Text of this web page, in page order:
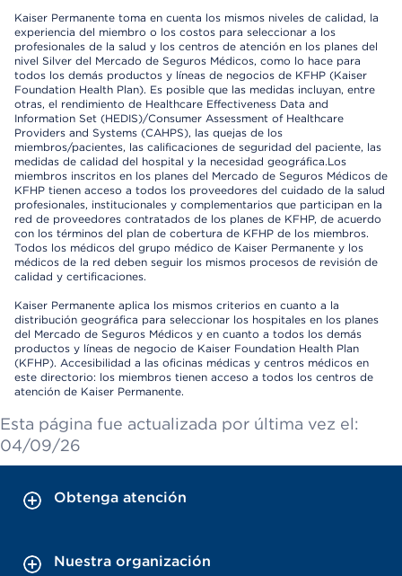
Kaiser Permanente toma en cuenta los mismos niveles de calidad, la
experiencia del miembro o los costos para seleccionar a los
profesionales de la salud y los centros de atención en los planes del
nivel Silver del Mercado de Seguros Médicos, como lo hace para
todos los demás productos y líneas de negocios de KFHP (Kaiser
Foundation Health Plan). Es posible que las medidas incluyan, entre
otras, el rendimiento de Healthcare Effectiveness Data and
Information Set (HEDIS)/Consumer Assessment of Healthcare
Providers and Systems (CAHPS), las quejas de los
miembros/pacientes, las calificaciones de seguridad del paciente, las
medidas de calidad del hospital y la necesidad geográfica.Los
miembros inscritos en los planes del Mercado de Seguros Médicos de
KFHP tienen acceso a todos los proveedores del cuidado de la salud
profesionales, institucionales y complementarios que participan en la
red de proveedores contratados de los planes de KFHP, de acuerdo
con los términos del plan de cobertura de KFHP de los miembros.
Todos los médicos del grupo médico de Kaiser Permanente y los
médicos de la red deben seguir los mismos procesos de revisión de
calidad y certificaciones.
Kaiser Permanente aplica los mismos criterios en cuanto a la
distribución geográfica para seleccionar los hospitales en los planes
del Mercado de Seguros Médicos y en cuanto a todos los demás
productos y líneas de negocio de Kaiser Foundation Health Plan
(KFHP). Accesibilidad a las oficinas médicas y centros médicos en
este directorio: los miembros tienen acceso a todos los centros de
atención de Kaiser Permanente.
Esta página fue actualizada por última vez el:
04/09/26
Obtenga atención
Nuestra organización